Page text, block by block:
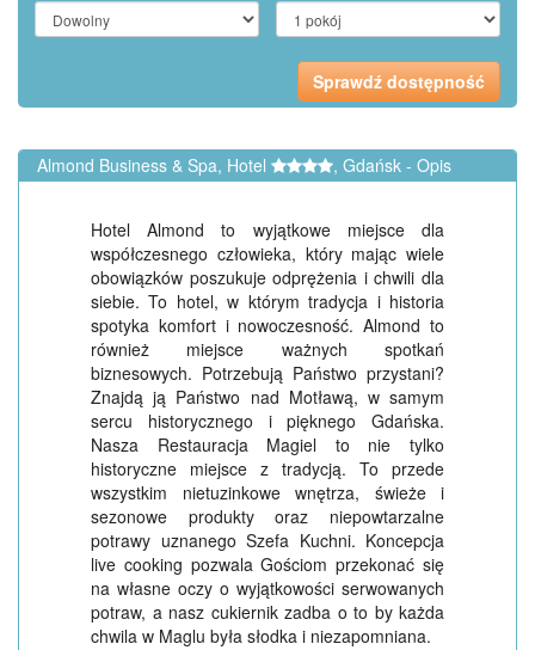
Almond Business & Spa, Hotel , Gdańsk - Opis
Hotel Almond to wyjątkowe miejsce dla
współczesnego człowieka, który mając wiele
obowiązków poszukuje odprężenia i chwili dla
siebie. To hotel, w którym tradycja i historia
spotyka komfort i nowoczesność. Almond to
również miejsce ważnych spotkań
biznesowych. Potrzebują Państwo przystani?
Znajdą ją Państwo nad Motławą, w samym
sercu historycznego i pięknego Gdańska.
Nasza Restauracja Magiel to nie tylko
historyczne miejsce z tradycją. To przede
wszystkim nietuzinkowe wnętrza, świeże i
sezonowe produkty oraz niepowtarzalne
potrawy uznanego Szefa Kuchni. Koncepcja
live cooking pozwala Gościom przekonać się
na własne oczy o wyjątkowości serwowanych
potraw, a nasz cukiernik zadba o to by każda
chwila w Maglu była słodka i niezapomniana.